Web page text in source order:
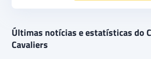
Últimas notícias e estatísticas do
Cavaliers